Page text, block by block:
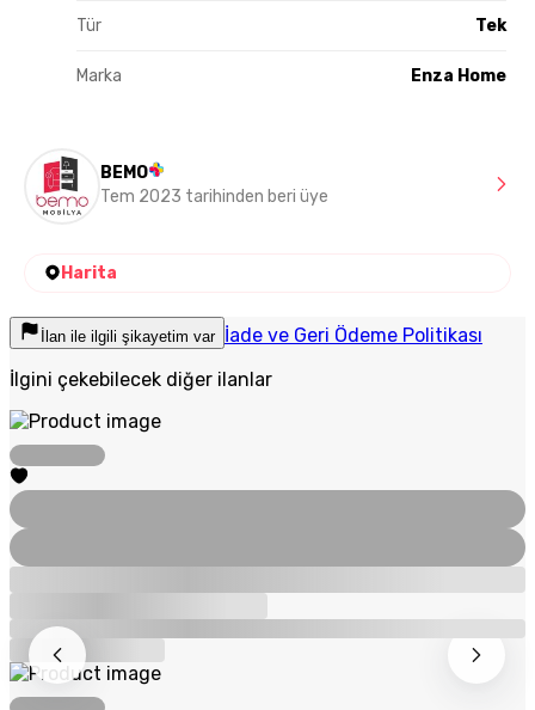
Tür Tek
Marka Enza Home
BEMO
Tem 2023 tarihinden beri üye
Harita
İlan ile ilgili şikayetim var İade ve Geri Ödeme Politikası
İlgini çekebilecek diğer ilanlar